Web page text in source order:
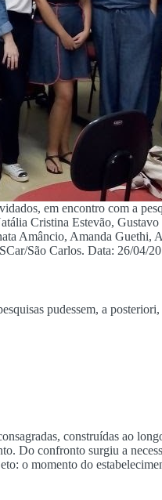
em encontro com a
Cristina Estevão,
Amâncio, Amanda Guethi,
São Carlos. Data: 26/04/
pudessem, a
construídas ao
Do confronto surgiu a
o momento do